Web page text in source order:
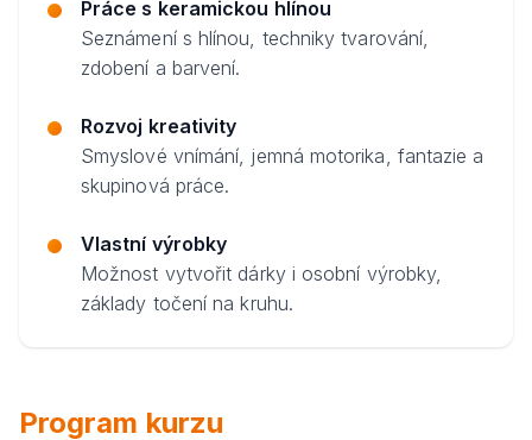
Práce s keramickou hlínou
Seznámení s hlínou, techniky tvarování,
zdobení a barvení.
Rozvoj kreativity
Smyslové vnímání, jemná motorika, fantazie a
skupinová práce.
Vlastní výrobky
Možnost vytvořit dárky i osobní výrobky,
základy točení na kruhu.
Program kurzu